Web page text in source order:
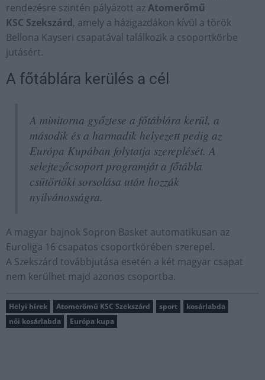
rendezésre szintén pályázott azAtomerőmű
KSC Szekszárd, amely a házigazdákon kívül a török
Bellona Kayseri csapatával találkozik a csoportkörbe
jutásért.
A főtáblára kerülés a cél
A minitorna győztese a főtáblára kerül, a
második és a harmadik helyezett pedig az
Európa Kupában folytatja szereplését. A
selejtezőcsoport programját a főtábla
csütörtöki sorsolása után hozzák
nyilvánosságra.
A magyar bajnok Sopron Basket automatikusan az
Euroliga 16 csapatos csoportkörében szerepel.
A Szekszárd továbbjutása esetén a két magyar csapat
nem kerülhet majd azonos csoportba.
Helyi hírek Atomerőmű KSC Szekszárd sport
kosárlabda
női kosárlabda
Európa kupa